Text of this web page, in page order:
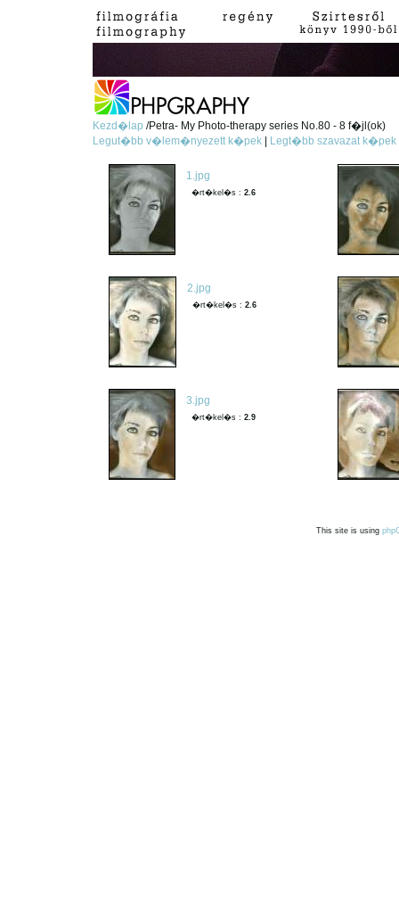
Kezd�lap/Petra- My Photo-therapy series No.80 - 8 f�jl(ok)
Legut�bb v�lem�nyezett k�pek
Legt�bb szavazat k�pek
1.jpg
�rt�kel�s :2.6
2.jpg
�rt�kel�s :2.6
3.jpg
�rt�kel�s :2.9
This site is using